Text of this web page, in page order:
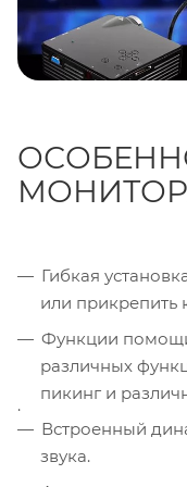
другие
универсальным
Гибкая
или прикрепить
Функции
различных
пикинг и
Встроенный
звука.
.